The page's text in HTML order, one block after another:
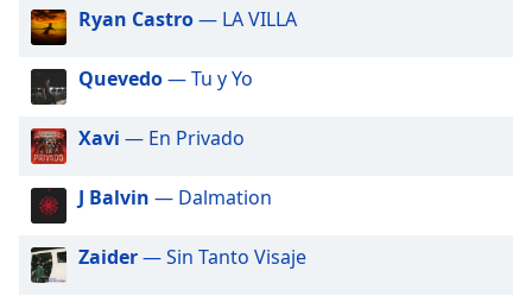
Audio
Track
Picture-
in-
Picture
Fullscreen
This
modal
window.
Ryan Castro— LA VILLA
Quevedo— Tu y Yo
Xavi — En Privado
J Balvin — Dalmation
Zaider— Sin Tanto Visaje